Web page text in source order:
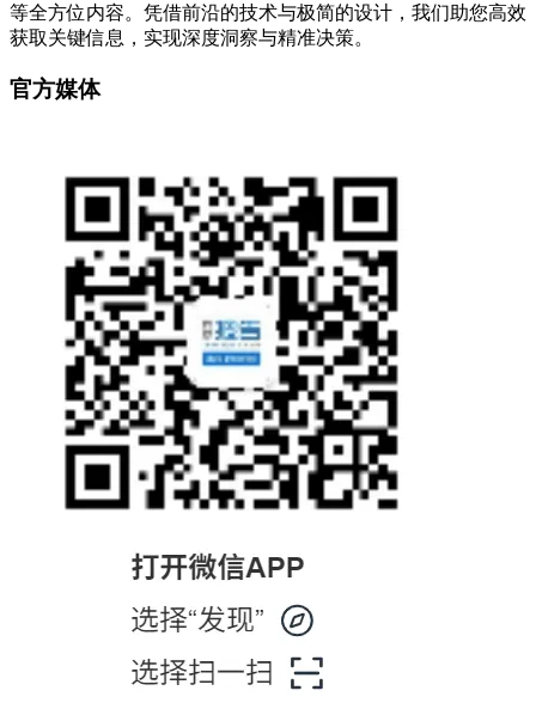
等全方位内容。凭借前沿的技术与极简的设计，我们助您高效
获取关键信息，实现深度洞察与精准决策。
官方媒体